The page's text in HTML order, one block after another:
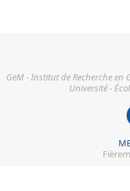
GeM - Institut de Recherche en
Université -